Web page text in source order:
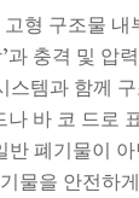
형 구조물 내
과 충격 및 압
스템과 함께
바 코 드로
반 폐기물이
물을 안전하게